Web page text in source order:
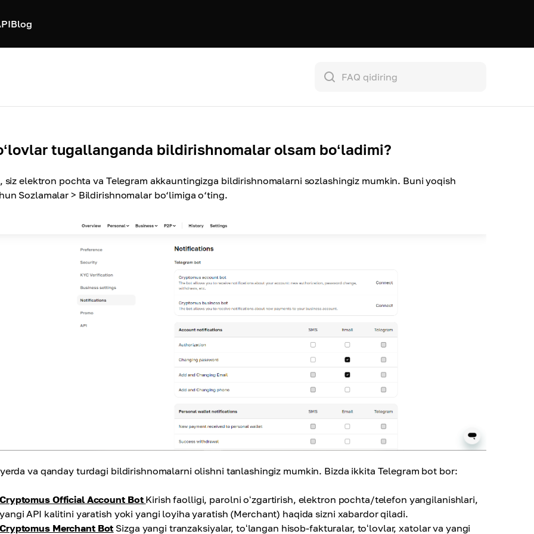
Blog
tugallanganda bildirishnomalar olsam boʻladimi?
siz elektron pochta va Telegram akkauntingizga bildirishnomalarni sozlashingiz mumkin. Buni yoqish
Sozlamalar > Bildirishnomalar bo‘limiga o‘ting.
va qanday turdagi bildirishnomalarni olishni tanlashingiz mumkin. Bizda ikkita Telegram bot bor:
Cryptomus Official Account Bot Kirish faolligi, parolni oʻzgartirish, elektron pochta/telefon yangilanishlari,
yangi API kalitini yaratish yoki yangi loyiha yaratish (Merchant) haqida sizni xabardor qiladi.
Cryptomus Merchant Bot Sizga yangi tranzaksiyalar, toʻlangan hisob-fakturalar, toʻlovlar, xatolar va yangi